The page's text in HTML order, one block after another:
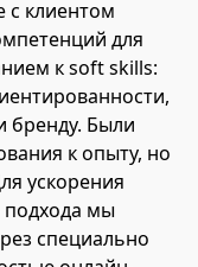
с клиентом
для
к soft skills:
бренду. Были
к опыту, но
ускорения
подхода мы
специально